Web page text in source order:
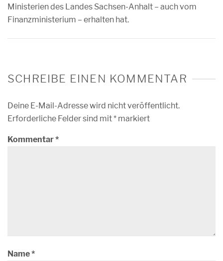
Ministerien des Landes Sachsen-Anhalt – auch vom
Finanzministerium – erhalten hat.
SCHREIBE EINEN KOMMENTAR
Deine E-Mail-Adresse wird nicht veröffentlicht.
Erforderliche Felder sind mit* markiert
Kommentar*
Name*